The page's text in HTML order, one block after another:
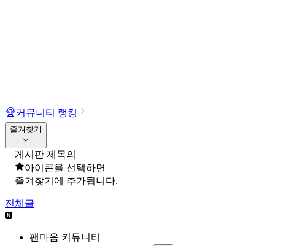
🏆커뮤니티 랭킹
즐겨찾기
게시판 제목의
아이콘을 선택하면
즐겨찾기에 추가됩니다.
전체글
팬마음 커뮤니티